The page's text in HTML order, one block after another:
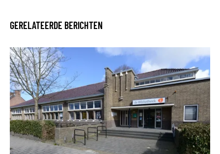
GERELATEERDE BERICHTEN